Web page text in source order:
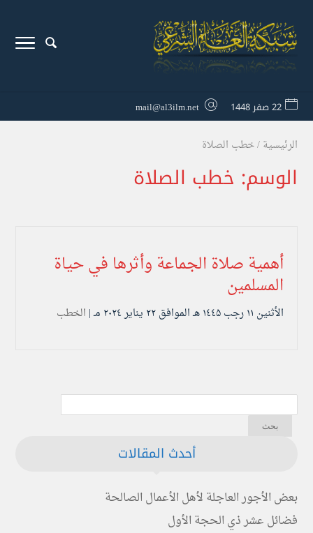
22 صفر 1448 mail@al3ilm.net
الرئيسية/خطب الصلاة
الوسم: خطب الصلاة
أهمية صلاة الجماعة وأثرها في حياة
المسلمين
الأثنين ۱۱ رجب ۱٤٤۵ هـ الموافق ۲۲ يناير ۲۰۲٤ مـ | الخطب
أحدث المقالات
بعض الأجور العاجلة لأهل الأعمال الصالحة
فضائل عشر ذي الحجة الأول